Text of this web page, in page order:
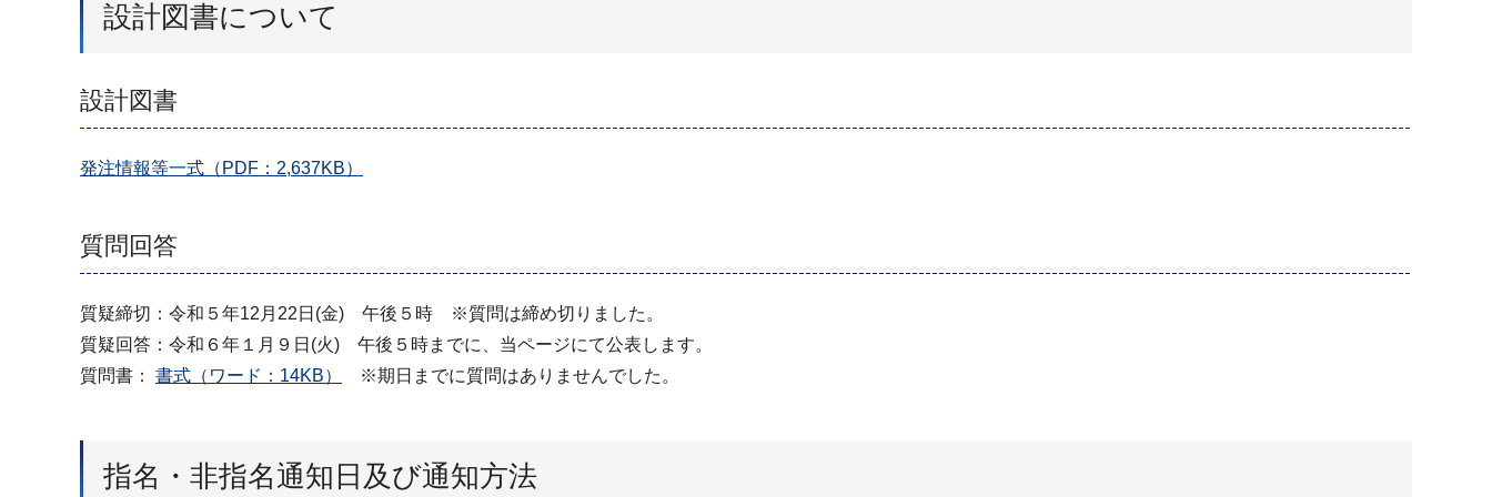
設計図書について
設計図書
発注情報等一式（PDF：2,637KB）
質問回答
質疑締切：令和５年12月22日(金) 午後５時 ※質問は締め切りました。
質疑回答：令和６年１月９日(火) 午後５時までに、当ページにて公表します。
質問書： 書式（ワード：14KB） ※期日までに質問はありませんでした。
指名・非指名通知日及び通知方法